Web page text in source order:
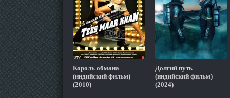
Король обмана
(индийский фильм)
(2010)
Долгий путь
(индийский фильм)
(2024)